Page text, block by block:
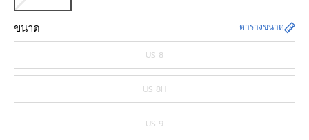
ขนาด ตารางขนาด
US 8
US 8H
US 9